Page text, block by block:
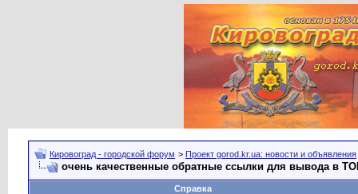
Кировоград - городской форум > Проект gorod.kr.ua: новости и объявления
очень качественные обратные ссылки для вывода в
Справка